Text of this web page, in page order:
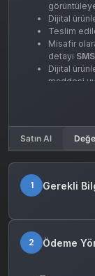
Dijital
Teslim
Misafir
detayı
Dijital
maddesi
Satın Al
1 Gerekli
2 Ödeme